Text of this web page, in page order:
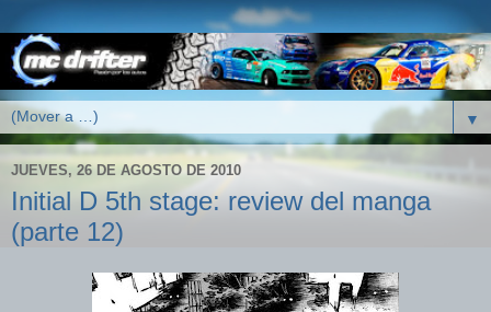
▼
JUEVES, 26 DE AGOSTO DE 2010
Initial D 5th stage: review del manga
(parte 12)